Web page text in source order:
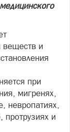
веществ и
при
мигренях,
невропатиях,
протрузиях и